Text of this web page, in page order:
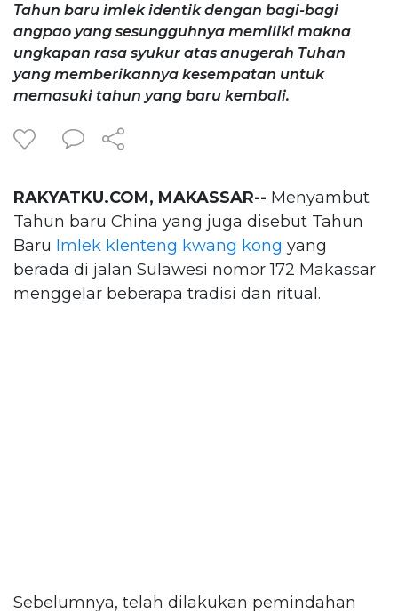
Tahun baru imlek identik dengan bagi-bagi
angpao yang sesungguhnya memiliki makna
ungkapan rasa syukur atas anugerah Tuhan
yang memberikannya kesempatan untuk
memasuki tahun yang baru kembali.
RAKYATKU.COM, MAKASSAR-- Menyambut
Tahun baru China yang juga disebut Tahun
Baru Imlek klenteng kwang kong yang
berada di jalan Sulawesi nomor 172 Makassar
menggelar beberapa tradisi dan ritual.
Sebelumnya, telah dilakukan pemindahan